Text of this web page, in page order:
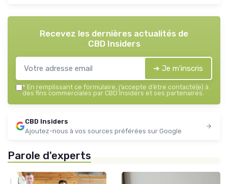
Recevez les dernières actualités de
CBD Insiders
➔ Je m'inscris
* En remplissant ce formulaire, j’accepte d’être contacté(e) à
des fins commerciales par CBD Insiders et ses partenaires.
CBD Insiders
Ajoutez-nous à vos sources préférées sur Google
Parole d'experts